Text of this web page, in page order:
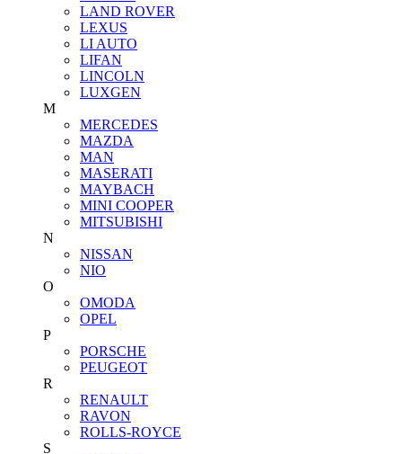
LAND ROVER
LEXUS
LI AUTO
LIFAN
LINCOLN
LUXGEN
M
MERCEDES
MAZDA
MAN
MASERATI
MAYBACH
MINI COOPER
MITSUBISHI
N
NISSAN
NIO
O
OMODA
OPEL
P
PORSCHE
PEUGEOT
R
RENAULT
RAVON
ROLLS-ROYCE
S